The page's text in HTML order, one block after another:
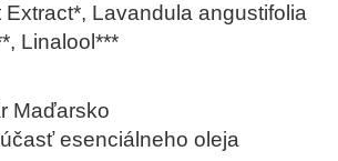
Lavandula angustifolia
Linalool***
Maďarsko
esenciálneho oleja